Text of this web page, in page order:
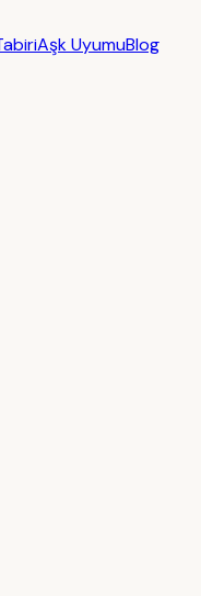
Aşk UyumuBlog